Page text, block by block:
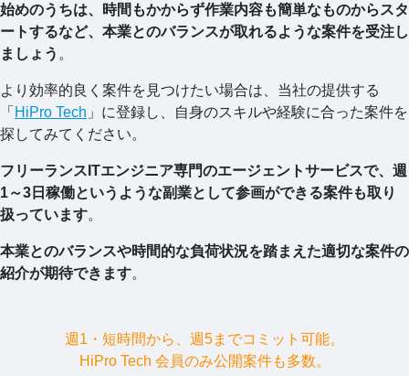
始めのうちは、時間もかからず作業内容も簡単なものからスタ
ートするなど、本業とのバランスが取れるような案件を受注し
ましょう 。
より効率的良く案件を見つけたい場合は、当社の提供する
「 HiPro Tech 」に登録し、自身のスキルや経験に合った案件を
探してみてください。
フリーランスITエンジニア専門のエージェントサービスで、週
1～3日稼働というような副業として参画ができる案件も取り
扱っています。
本業とのバランスや時間的な負荷状況を踏まえた適切な案件の
紹介が期待できます。
週1・短時間から、週5までコミット可能。
HiPro Tech 会員のみ公開案件も多数。